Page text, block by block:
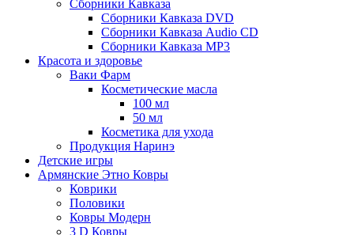
Сборники Кавказа
Сборники Кавказа DVD
Сборники Кавказа Audio CD
Сборники Кавказа MP3
Красота и здоровье
Ваки Фарм
Косметические масла
100 мл
50 мл
Косметика для ухода
Продукция Наринэ
Детские игры
Армянские Этно Ковры
Коврики
Половики
Ковры Модерн
3 D Ковры